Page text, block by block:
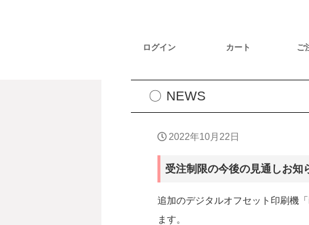
ログイン カート ご
NEWS
2022年10月22日
受注制限の今後の見通しお知
追加のデジタルオフセット印刷機
ます。